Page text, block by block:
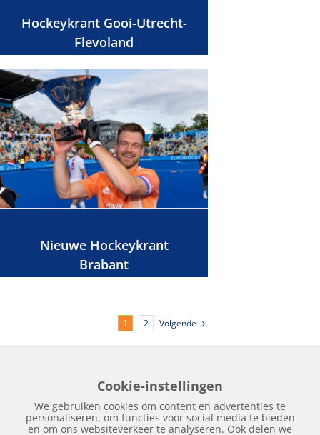
Hockeykrant Gooi-Utrecht-
Flevoland
Nieuwe Hockeykrant
Brabant
1 2 Volgende
Over Hockeykrant Adverteren
Nieuws
Archief
Cookie-instellingen
We gebruiken cookies om content en advertenties te
personaliseren, om functies voor social media te bieden
en om ons websiteverkeer te analyseren. Ook delen we